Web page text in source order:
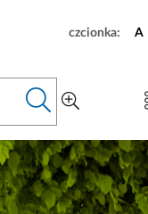
czcionka: A